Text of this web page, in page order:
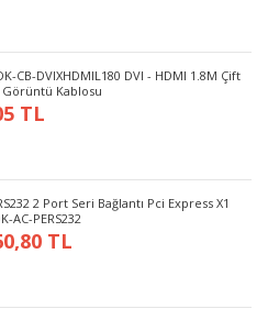
CB-DVIXHDMIL180 DVI - HDMI 1.8M Çift
Kablosu
TL
2 Port Seri Bağlantı Pci Express X1
AC-PERS232
TL